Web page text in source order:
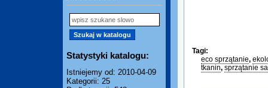
Statystyki katalogu:
Istniejemy od: 2010-04-09
Kategorii: 25
Tagi:
eco sprzątanie,
tkanin, sprzątanie